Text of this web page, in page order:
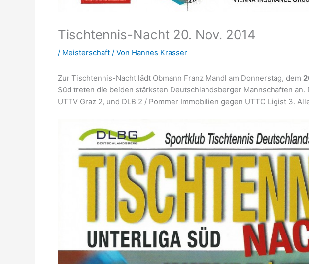
Tischtennis-Nacht 20. Nov. 2014
/ Meisterschaft / Von Hannes Krasser
Zur Tischtennis-Nacht lädt Obmann Franz Mandl am Donnerstag, dem
Süd treten die beiden stärksten Deutschlandsberger Mannschaften
UTTV Graz 2, und DLB 2 / Pommer Immobilien gegen UTTC Ligist 3.